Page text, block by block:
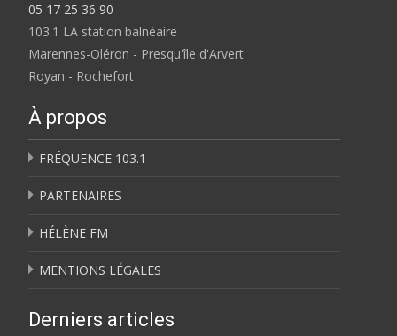
05 17 25 36 90
103.1 LA station balnéaire
Marennes-Oléron - Presqu'île d'Arvert
Royan - Rochefort
À propos
FRÉQUENCE 103.1
PARTENAIRES
HÉLÈNE FM
MENTIONS LÉGALES
Derniers articles